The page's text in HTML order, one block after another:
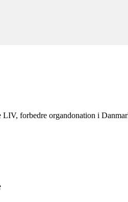
LIV, forbedre organdonation i